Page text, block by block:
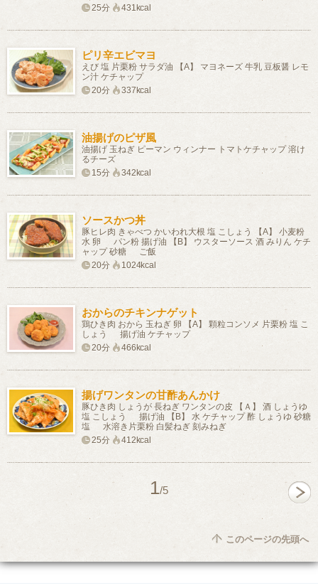
25分
431kcal
ピリ辛エビマヨ
えび 塩 片栗粉 サラダ油 【A】 マヨネーズ 牛乳 豆板醤 レモ
ン汁 ケチャップ
20分
337kcal
油揚げのピザ風
油揚げ 玉ねぎ ピーマン ウィンナー トマトケチャップ 溶け
るチーズ
15分
342kcal
ソースかつ丼
豚ヒレ肉 きゃべつ かいわれ大根 塩 こしょう 【A】 小麦粉
水 卵 パン粉 揚げ油 【B】 ウスターソース 酒 みりん ケチ
ャップ 砂糖 ご飯
20分
1024kcal
おからのチキンナゲット
鶏ひき肉 おから 玉ねぎ 卵 【A】 顆粒コンソメ 片栗粉 塩 こ
しょう 揚げ油 ケチャップ
20分
466kcal
揚げワンタンの甘酢あんかけ
豚ひき肉 しょうが 長ねぎ ワンタンの皮 【Ａ】 酒 しょうゆ
塩 こしょう 揚げ油 【B】 水 ケチャップ 酢 しょうゆ 砂糖
塩 水溶き片栗粉 白髪ねぎ 刻みねぎ
25分
412kcal
1/5
このページの先頭へ